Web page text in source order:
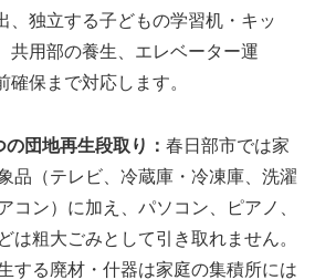
、独立する子どもの学習机・キッ
共用部の養生、エレベーター運
確保まで対応します。
団地再生段取り： 春日部市では家
品（テレビ、冷蔵庫・冷凍庫、洗濯
コン）に加え、パソコン、ピアノ、
は粗大ごみとして引き取れません。
する廃材・什器は家庭の集積所には